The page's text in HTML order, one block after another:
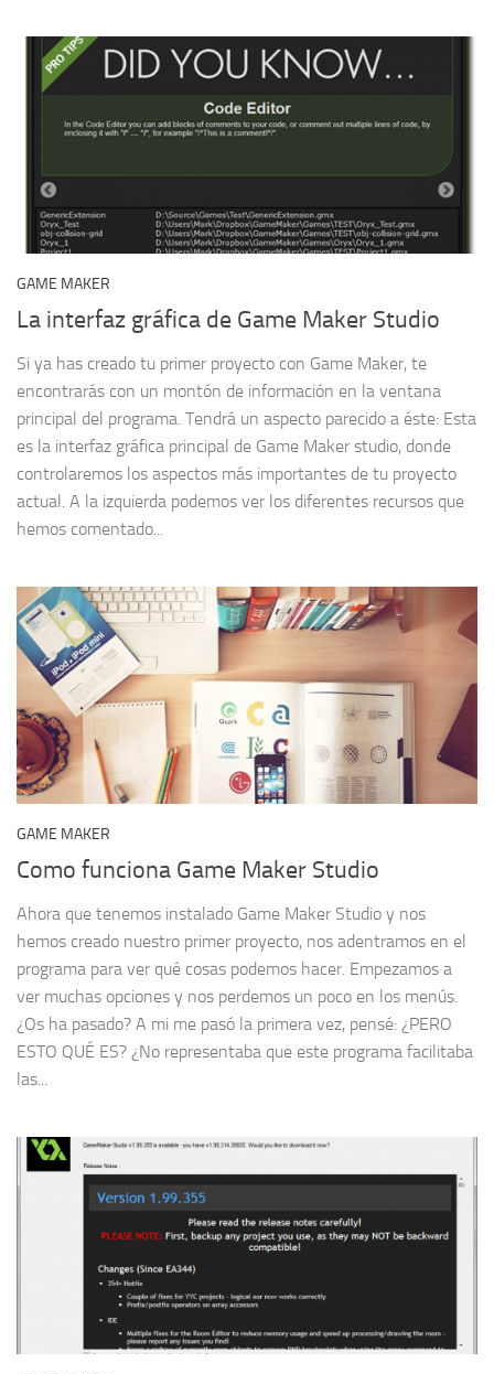
GAME MAKER
La interfaz gráfica de Game Maker Studio
Si ya has creado tu primer proyecto con Game Maker, te
encontrarás con un montón de información en la ventana
principal del programa. Tendrá un aspecto parecido a éste: Esta
es la interfaz gráfica principal de Game Maker studio, donde
controlaremos los aspectos más importantes de tu proyecto
actual. A la izquierda podemos ver los diferentes recursos que
hemos comentado...
GAME MAKER
Como funciona Game Maker Studio
Ahora que tenemos instalado Game Maker Studio y nos
hemos creado nuestro primer proyecto, nos adentramos en el
programa para ver qué cosas podemos hacer. Empezamos a
ver muchas opciones y nos perdemos un poco en los menús.
¿Os ha pasado? A mi me pasó la primera vez, pensé: ¿PERO
ESTO QUÉ ES? ¿No representaba que este programa facilitaba
las...